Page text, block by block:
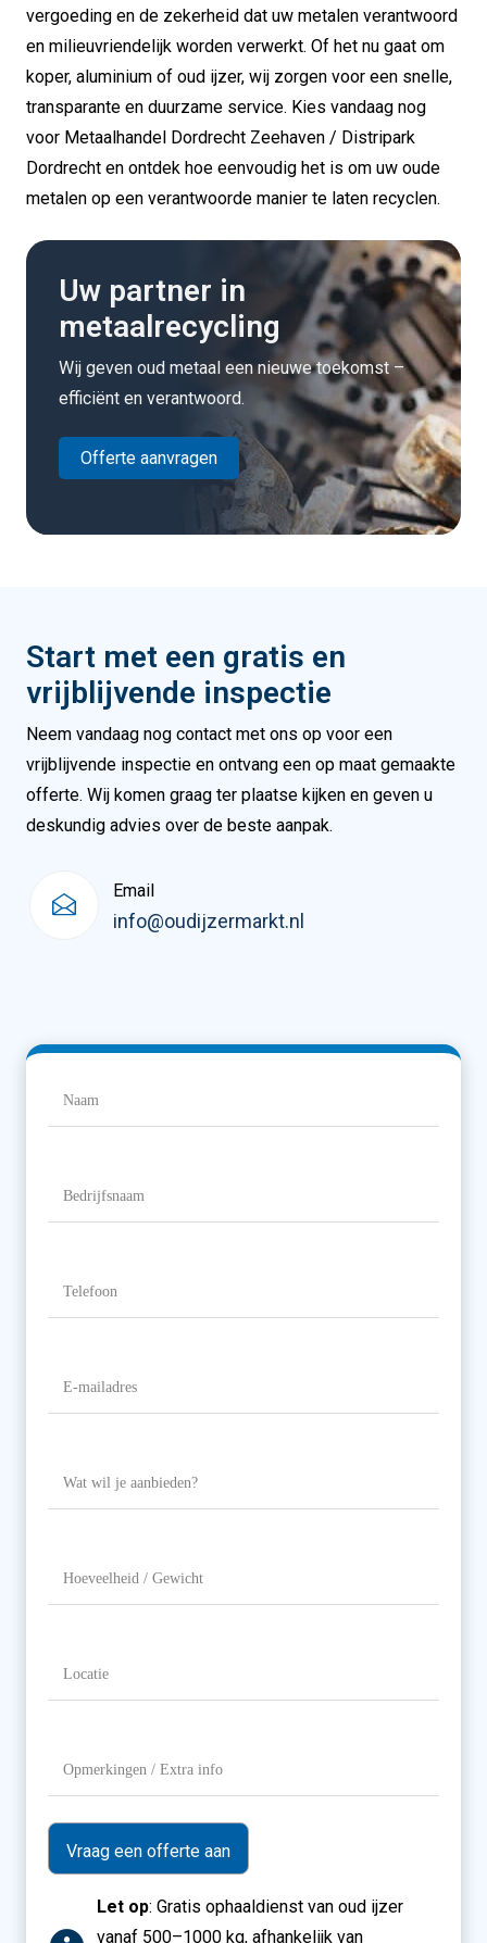
vergoeding en de zekerheid dat uw metalen verantwoord
en milieuvriendelijk worden verwerkt. Of het nu gaat om
koper, aluminium of oud ijzer, wij zorgen voor een snelle,
transparante en duurzame service. Kies vandaag nog
voor Metaalhandel Dordrecht Zeehaven / Distripark
Dordrecht en ontdek hoe eenvoudig het is om uw oude
metalen op een verantwoorde manier te laten recyclen.
Uw partner in
metaalrecycling
Wij geven oud metaal een nieuwe toekomst –
efficiënt en verantwoord.
Offerte aanvragen
Start met een gratis en
vrijblijvende inspectie
Neem vandaag nog contact met ons op voor een
vrijblijvende inspectie en ontvang een op maat gemaakte
offerte. Wij komen graag ter plaatse kijken en geven u
deskundig advies over de beste aanpak.
Email
info@oudijzermarkt.nl
Extra
info
Let op: Gratis ophaaldienst van oud ijzer
vanaf 500–1000 kg, afhankelijk van